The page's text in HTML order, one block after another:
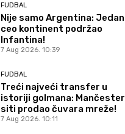
FUDBAL
Nije samo Argentina: Jedan
ceo kontinent podržao
Infantina!
7 Aug 2026. 10:39
FUDBAL
Treći najveći transfer u
istoriji golmana: Mančester
siti prodao čuvara mreže!
7 Aug 2026. 10:11